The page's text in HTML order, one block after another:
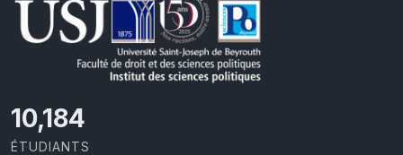
11,418
ÉTUDIANTS